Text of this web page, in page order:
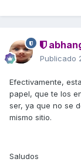
Publicado
Efectivamente,
papel, que te los
ser, ya que no se
mismo sitio.
Saludos